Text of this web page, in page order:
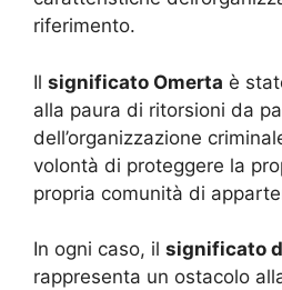
riferimento.
Il significato Omerta è
alla paura di ritorsioni da
dell’organizzazione
volontà di proteggere la
propria comunità di
In ogni caso, il significato
rappresenta un ostacolo